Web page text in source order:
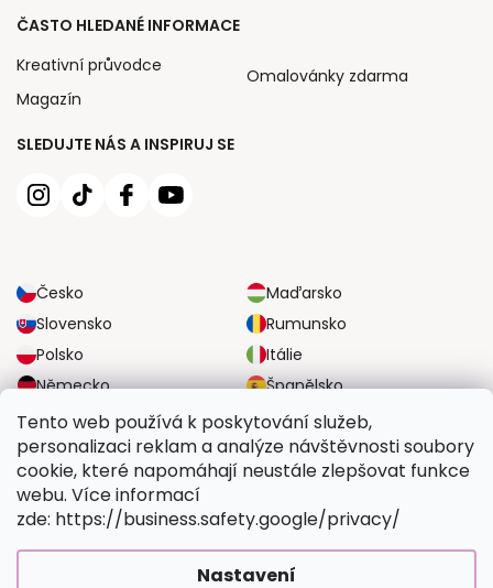
Tento web používá k poskytování služeb,
personalizaci reklam a analýze návštěvnosti soubory
cookie, které napomáhají neustále zlepšovat funkce
webu. Více informací
zde: https://business.safety.google/privacy/
Nastavení
SLEDUJTE NÁS A INSPIRUJ SE
Česko
Maďarsko
Slovensko
Rumunsko
Polsko
Itálie
Německo
Španělsko
Velká Británie
Rakousko
ČASTO HLEDANÉ INFORMACE
Kreativní průvodce
Magazín
Omalovánky zdarma
SPOLEHLIVÉ MOŽNOSTI DOPRAVY
BEZPEČNÉ MOŽNOSTI PLATBY